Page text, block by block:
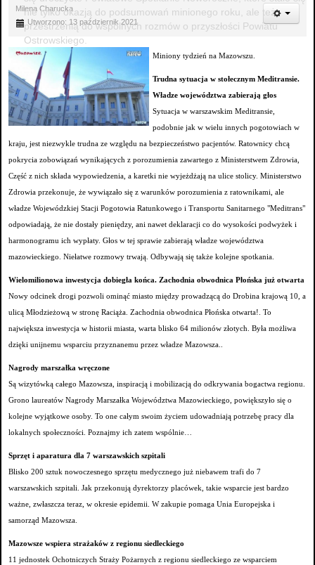
nie tylko okazją do podsumowań minionego roku, ale też
przestrzenią do wspólnych rozmów o przyszłości Powiatu
Ostrowskiego.
Milena Charucka
Utworzono: 13 październik 2021
Miniony tydzień na Mazowszu.
Trudna sytuacja w stołecznym Meditransie.
Władze województwa zabierają głos
Sytuacja w warszawskim Meditransie,
podobnie jak w wielu innych pogotowiach w
kraju, jest niezwykle trudna ze względu na bezpieczeństwo pacjentów. Ratownicy chcą
pokrycia zobowiązań wynikających z porozumienia zawartego z Ministerstwem Zdrowia,
Część z nich składa wypowiedzenia, a karetki nie wyjeżdżają na ulice stolicy. Ministerstwo
Zdrowia przekonuje, że wywiązało się z warunków porozumienia z ratownikami, ale
władze Wojewódzkiej Stacji Pogotowia Ratunkowego i Transportu Sanitarnego "Meditrans"
odpowiadają, że nie dostały pieniędzy, ani nawet deklaracji co do wysokości podwyżek i
harmonogramu ich wypłaty. Głos w tej sprawie zabierają władze województwa
mazowieckiego. Niełatwe rozmowy trwają. Odbywają się także kolejne spotkania.
Wielomilionowa inwestycja dobiegła końca. Zachodnia obwodnica Płońska już otwarta
Nowy odcinek drogi pozwoli ominąć miasto między prowadzącą do Drobina krajową 10, a
ulicą Młodzieżową w stronę Raciąża. Zachodnia obwodnica Płońska otwarta!. To
największa inwestycja w historii miasta, warta blisko 64 milionów złotych. Była możliwa
dzięki unijnemu wsparciu przyznanemu przez władze Mazowsza..
Nagrody marszałka wręczone
Są wizytówką całego Mazowsza, inspiracją i mobilizacją do odkrywania bogactwa regionu.
Grono laureatów Nagrody Marszałka Województwa Mazowieckiego, powiększyło się o
kolejne wyjątkowe osoby. To one całym swoim życiem udowadniają potrzebę pracy dla
lokalnych społeczności. Poznajmy ich zatem wspólnie…
Sprzęt i aparatura dla 7 warszawskich szpitali
Blisko 200 sztuk nowoczesnego sprzętu medycznego już niebawem trafi do 7
warszawskich szpitali. Jak przekonują dyrektorzy placówek, takie wsparcie jest bardzo
ważne, zwłaszcza teraz, w okresie epidemii. W zakupie pomaga Unia Europejska i
samorząd Mazowsza.
Mazowsze wspiera strażaków z regionu siedleckiego
11 jednostek Ochotniczych Straży Pożarnych z regionu siedleckiego ze wsparciem